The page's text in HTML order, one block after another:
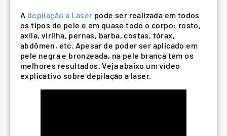
A depilação a Laser pode ser realizada em todos
os tipos de pele e em quase todo o corpo: rosto,
axila, virilha, pernas, barba, costas, tórax,
abdômen, etc. Apesar de poder ser aplicado em
pele negra e bronzeada, na pele branca tem os
melhores resultados. Veja abaixo um vídeo
explicativo sobre depilação a laser.